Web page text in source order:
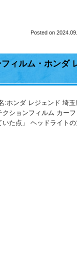
Posted on
ィルム・ホンダ
:ホンダ レジェンド 埼
クションフィルム カ
いた点」 ヘッドライトの